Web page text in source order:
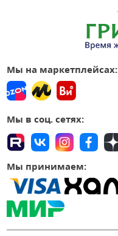
Мы на маркетплейсах:
Мы в соц. сетях:
Мы принимаем: